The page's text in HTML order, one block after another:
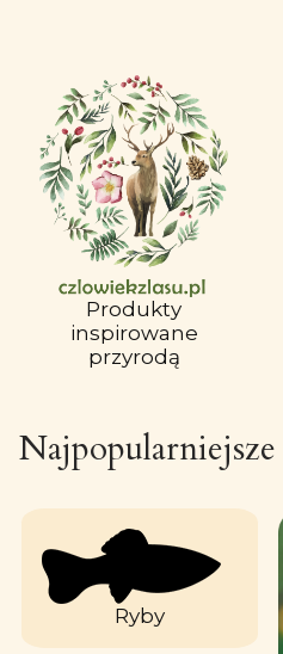
Produkty
inspirowane
przyrodą
Ryby